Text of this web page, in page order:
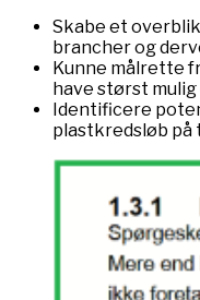
Skabe et
brancher og
Kunne målrette
have størst
Identificere
plastkredsløb